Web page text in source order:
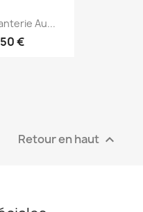
Au...
€
Retour en haut 